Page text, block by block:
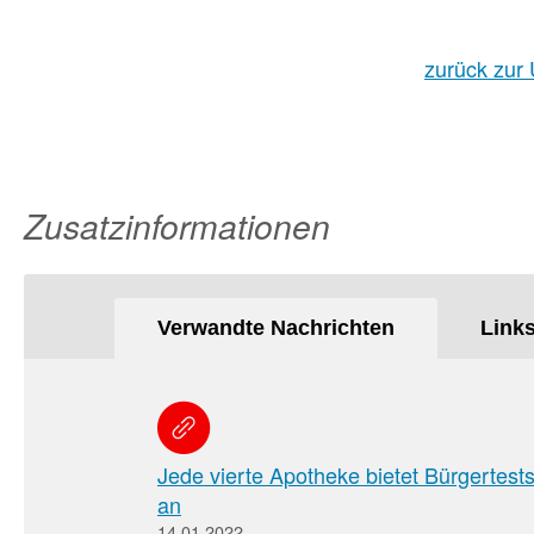
zurück zur
Zusatzinformationen
Verwandte Nachrichten
Jede vierte Apotheke bietet
an